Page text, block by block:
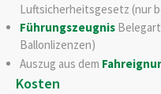
Luftsicherheitsgesetz (nur
FührungszeugnisBelegart
Ballonlizenzen)
Auszug aus dem
Kosten